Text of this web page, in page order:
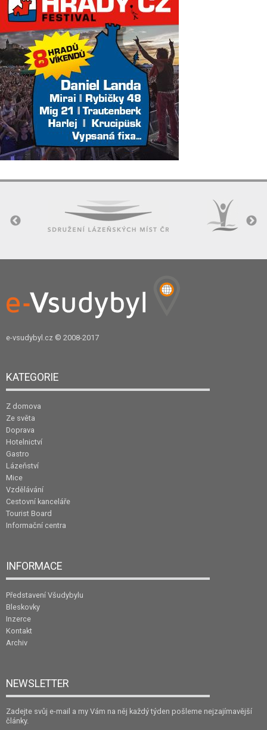
e-vsudybyl.cz © 2008-2017
KATEGORIE
Z domova
Ze světa
Doprava
Hotelnictví
Gastro
Lázeňství
Mice
Vzdělávání
Cestovní kanceláře
Tourist Board
Informační centra
INFORMACE
Představení Všudybylu
Bleskovky
Inzerce
Kontakt
Archiv
NEWSLETTER
Zadejte svůj e-mail a my Vám na něj každý týden pošleme nejzajímavější
články.